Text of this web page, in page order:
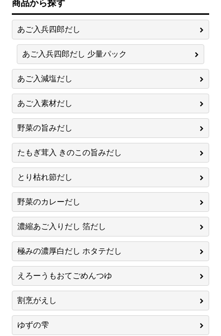
商品から探す
あご入兵四郎だし
あご入兵四郎だし 少量パック
あご入減塩だし
あご入素材だし
野菜の旨みだし
たもぎ茸入 きのこの旨みだし
とり枯れ節だし
野菜のカレーだし
濃縮あご入りだし 箔だし
極みの濃厚白だし ホタテだし
えろーうもおてごめんつゆ
割烹がえし
ゆずの雫